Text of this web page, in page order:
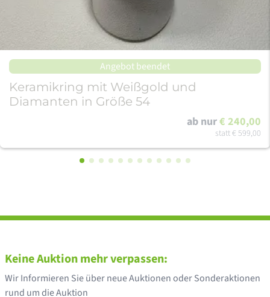
Angebot beendet
Keramikring mit Weißgold und
Diamanten in Größe 54
ab nur€ 240,00
statt€ 599,00
Keine Auktion mehr verpassen:
Wir Informieren Sie über neue Auktionen oder Sonderaktionen
rund um die Auktion